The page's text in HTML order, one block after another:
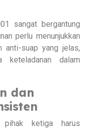
sangat bergantung
perlu menunjukkan
anti-suap yang jelas,
keteladanan dalam
dan
pihak ketiga harus